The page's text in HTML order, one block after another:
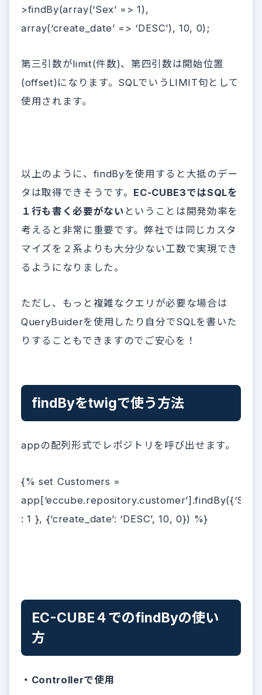
>findBy(array(‘Sex’ => 1),
array(‘create_date’ => ‘DESC’), 10, 0);
第三引数がlimit(件数)、第四引数は開始位置
(offset)になります。SQLでいうLIMIT句として
使用されます。
以上のように、findByを使用すると大抵のデー
タは取得できそうです。 EC-CUBE3ではSQLを
１行も書く必要がない ということは開発効率を
考えると非常に重要です。弊社では同じカスタ
マイズを２系よりも大分少ない工数で実現でき
るようになりました。
ただし、もっと複雑なクエリが必要な場合は
QueryBuiderを使用したり自分でSQLを書いた
りすることもできますのでご安心を！
findByをtwigで使う方法
appの配列形式でレポジトリを呼び出せます。
{% set Customers =
app[‘eccube.repository.customer’].findBy({‘Sex’
: 1 }, {‘create_date’: ‘DESC’, 10, 0}) %}
EC-CUBE４でのfindByの使い
方
・Controllerで使用